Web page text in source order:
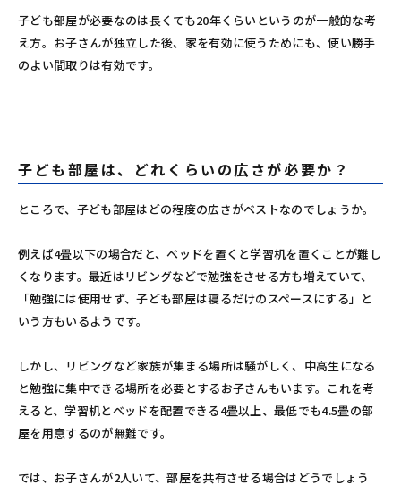
子ども部屋が必要なのは長くても20年くらいというのが一般的な考
え方。お子さんが独立した後、家を有効に使うためにも、使い勝手
のよい間取りは有効です。
子ども部屋は、どれくらいの広さが必要か？
ところで、子ども部屋はどの程度の広さがベストなのでしょうか。
例えば4畳以下の場合だと、ベッドを置くと学習机を置くことが難し
くなります。最近はリビングなどで勉強をさせる方も増えていて、
「勉強には使用せず、子ども部屋は寝るだけのスペースにする」と
いう方もいるようです。
しかし、リビングなど家族が集まる場所は騒がしく、中高生になる
と勉強に集中できる場所を必要とするお子さんもいます。これを考
えると、学習机とベッドを配置できる4畳以上、最低でも4.5畳の部
屋を用意するのが無難です。
では、お子さんが2人いて、部屋を共有させる場合はどうでしょう